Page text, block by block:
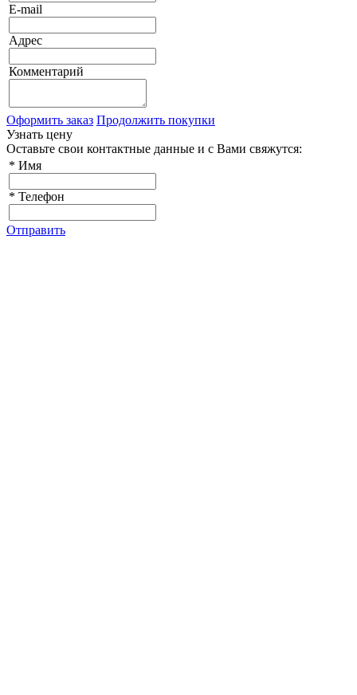
E-mail
Адрес
Комментарий
Оформить заказ Продолжить покупки
Узнать цену
Оставьте свои контактные данные и с Вами свяжутся:
* Имя
* Телефон
Отправить